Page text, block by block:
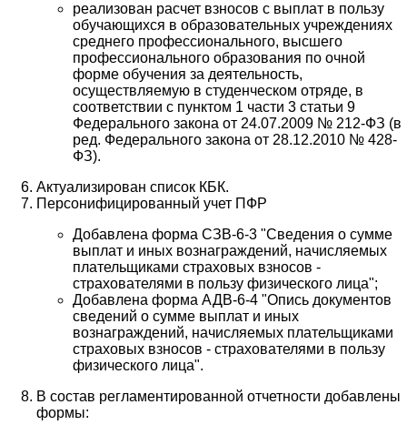
реализован расчет взносов с выплат в пользу
обучающихся в образовательных учреждениях
среднего профессионального, высшего
профессионального образования по очной
форме обучения за деятельность,
осуществляемую в студенческом отряде, в
соответствии с пунктом 1 части 3 статьи 9
Федерального закона от 24.07.2009 № 212-ФЗ (в
ред. Федерального закона от 28.12.2010 № 428-
ФЗ).
Актуализирован список КБК.
Персонифицированный учет ПФР
Добавлена форма СЗВ-6-3 "Сведения о сумме
выплат и иных вознаграждений, начисляемых
плательщиками страховых взносов -
страхователями в пользу физического лица";
Добавлена форма АДВ-6-4 "Опись документов
сведений о сумме выплат и иных
вознаграждений, начисляемых плательщиками
страховых взносов - страхователями в пользу
физического лица".
В состав регламентированной отчетности добавлены
формы: